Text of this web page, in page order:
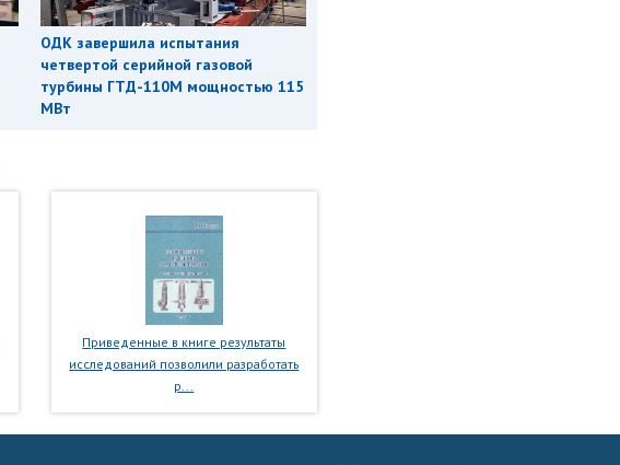
ОДК завершила испытания
четвертой серийной газовой
турбины ГТД-110М мощностью 115
МВт
Приведенные в книге результаты
исследований позволили разработать
р...